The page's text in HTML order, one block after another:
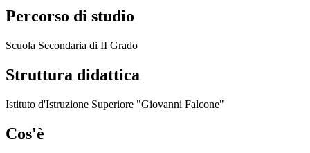
Percorso di studio
Scuola Secondaria di II Grado
Struttura didattica
Istituto d'Istruzione Superiore "Giovanni Falcone"
Cos'è